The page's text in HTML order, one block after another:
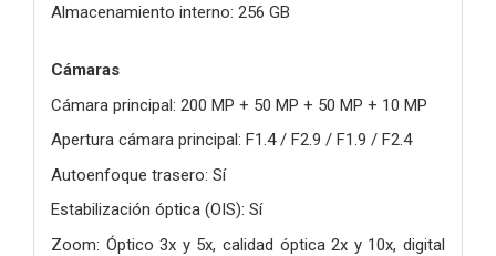
Almacenamiento interno: 256 GB
Cámaras
Cámara principal: 200 MP + 50 MP + 50 MP + 10 MP
Apertura cámara principal: F1.4 / F2.9 / F1.9 / F2.4
Autoenfoque trasero: Sí
Estabilización óptica (OIS): Sí
Zoom: Óptico 3x y 5x, calidad óptica 2x y 10x, digital